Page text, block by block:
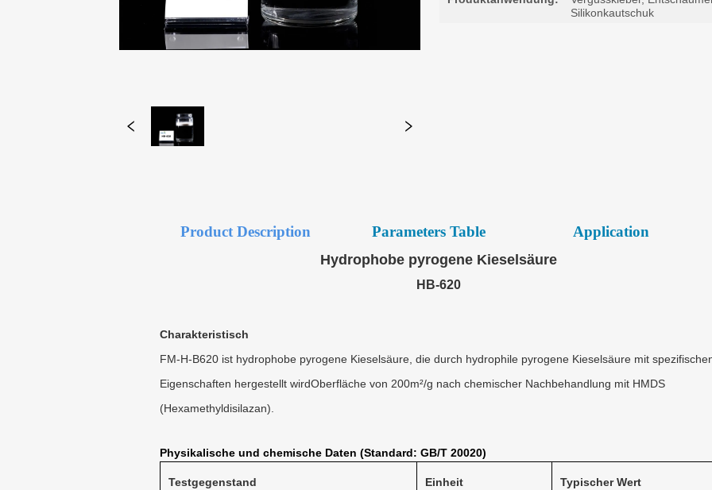
Product Description Parameters Table Application
Hydrophobe pyrogene Kieselsäure
HB-620
Charakteristisch
FM-H-B620 ist hydrophobe pyrogene Kieselsäure, die durch hydrophile pyrogene Kieselsäure mit
Eigenschaften hergestellt wirdOberfläche von 200m²/g nach chemischer Nachbehandlung mit HMDS
(Hexamethyldisilazan).
Physikalische und chemische Daten (Standard: GB/T 20020)
Testgegenstand Einheit Typischer Wert